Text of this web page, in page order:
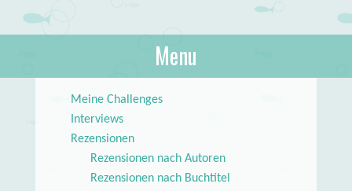
About Books
lilstar.de
Menu
Meine Challenges
Interviews
Rezensionen
Rezensionen nach Autoren
Rezensionen nach Buchtitel